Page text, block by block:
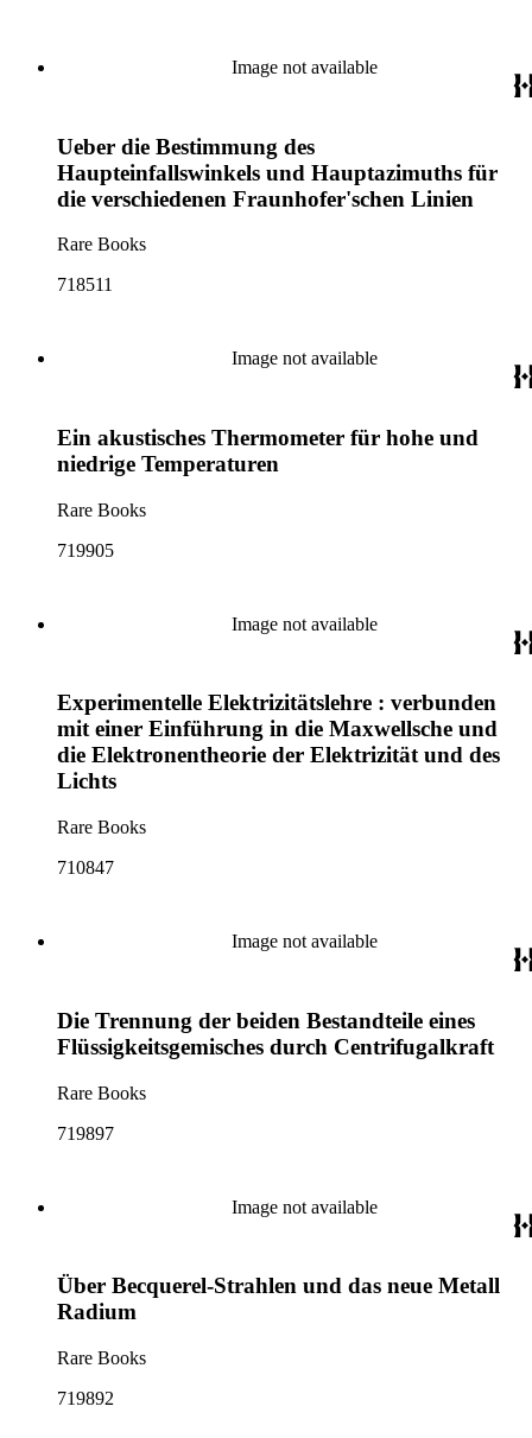
Image not available
Ueber die Bestimmung des
Haupteinfallswinkels und Hauptazimuths für
die verschiedenen Fraunhofer'schen Linien
Rare Books
718511
Image not available
Ein akustisches Thermometer für hohe und
niedrige Temperaturen
Rare Books
719905
Image not available
Experimentelle Elektrizitätslehre : verbunden
mit einer Einführung in die Maxwellsche und
die Elektronentheorie der Elektrizität und des
Lichts
Rare Books
710847
Image not available
Die Trennung der beiden Bestandteile eines
Flüssigkeitsgemisches durch Centrifugalkraft
Rare Books
719897
Image not available
Über Becquerel-Strahlen und das neue Metall
Radium
Rare Books
719892